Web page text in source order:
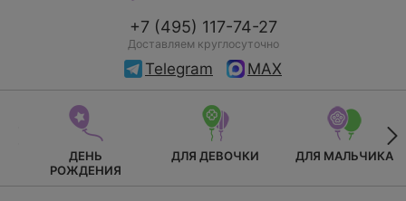
+7 (495) 117-74-27
Доставляем круглосуточно
Telegram MAX
ДЕНЬ
РОЖДЕНИЯ
ДЛЯ ДЕВОЧКИ ДЛЯ МАЛЬЧИКА